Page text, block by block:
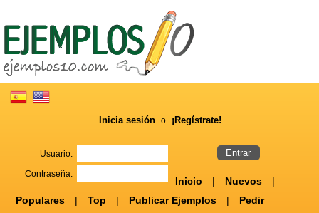
Inicia sesión o ¡Regístrate!
Usuario:
Contraseña:
Inicio | Nuevos
|
Populares
| Top | Publicar Ejemplos |
Pedir